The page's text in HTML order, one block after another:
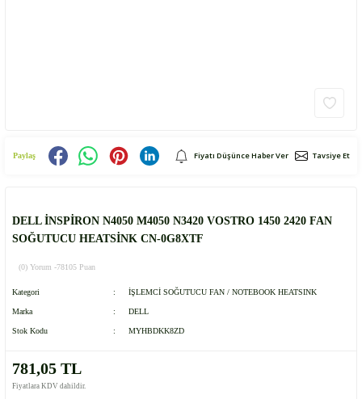
Paylaş Fiyatı Düşünce Haber Ver Tavsiye Et
DELL İNSPİRON N4050 M4050 N3420 VOSTRO 1450 2420 FAN
SOĞUTUCU HEATSİNK CN-0G8XTF
(0) Yorum -78105 Puan
Kategori İŞLEMCİ SOĞUTUCU FAN / NOTEBOOK HEATSINK
Marka DELL
Stok Kodu MYHBDKK8ZD
781,05 TL
Fiyatlara KDV dahildir.